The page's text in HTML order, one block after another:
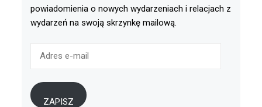
powiadomienia o nowych wydarzeniach i relacjach z
wydarzeń na swoją skrzynkę mailową.
ZAPISZ